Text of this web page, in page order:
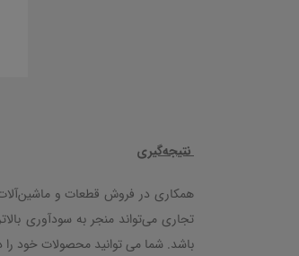
نتیجه‌گیری
همکاری در فروش قطعات و
تجاری می‌تواند منجر به سودآوری
باشد. شما می توانید محصولات خود را در